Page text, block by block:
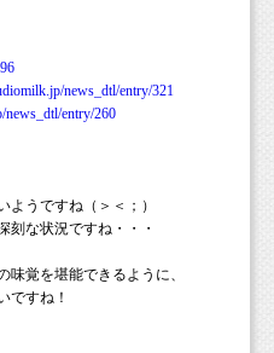
news_dtl/entry/321
entry/260
ようですね（＞＜；）
刻な状況ですね・・・
覚を堪能できるように、
ですね！